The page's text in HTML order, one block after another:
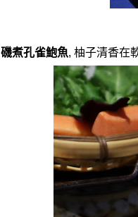
磯煮孔雀鮑魚, 柚子清香在